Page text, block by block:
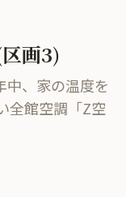
画3)
中、家の温度を
全館空調「Z空